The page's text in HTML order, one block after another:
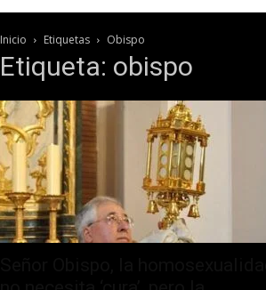
Gay
Gratis
Inicio Etiquetas Obispo
Etiqueta: obispo